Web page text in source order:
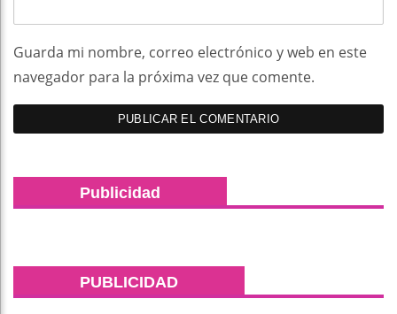
Guarda mi nombre, correo electrónico y web en este
navegador para la próxima vez que comente.
Publicidad
PUBLICIDAD